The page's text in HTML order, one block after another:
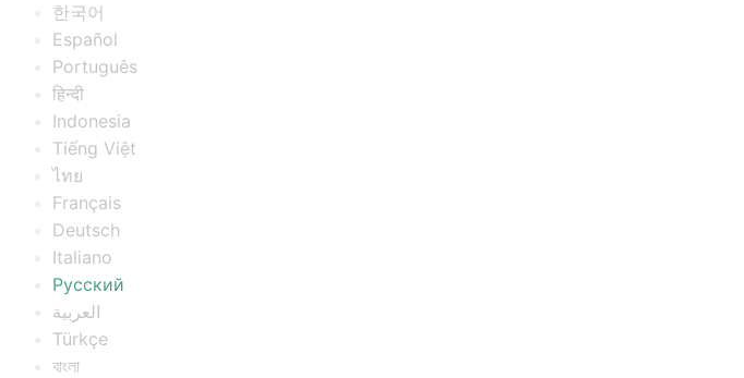
한국어
Español
Português
हिन्दी
Indonesia
Tiếng Việt
ไทย
Français
Deutsch
Italiano
Русский
العربية
Türkçe
বাংলা